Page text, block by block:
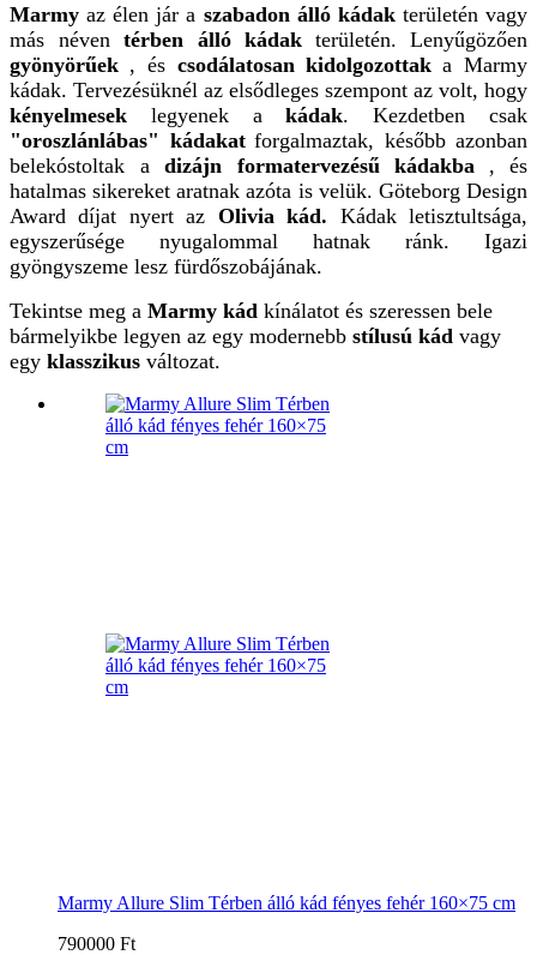
Marmy az élen jár a szabadon álló kádakterületén vagy
más néven térben álló kádak területén. Lenyűgözően
gyönyörűek , és csodálatosan kidolgozottak a Marmy
kádak. Tervezésüknél az elsődleges szempont az volt, hogy
kényelmesek legyenek akádak. Kezdetben csak
"oroszlánlábas" kádakat forgalmaztak, később azonban
belekóstoltak a dizájn formatervezésű kádakba
, és
hatalmas sikereket aratnak azóta is velük. Göteborg Design
Award díjat nyert az Olivia kád. Kádak letisztultsága,
egyszerűsége nyugalommal hatnak ránk. Igazi
gyöngyszeme lesz fürdőszobájának.
Tekintse meg a Marmy kád kínálatot és szeressen bele
bármelyikbe legyen az egy modernebb stílusú kád vagy
egy klasszikus változat.
Marmy Allure Slim Térben álló kád fényes fehér 160×75 cm
790000 Ft